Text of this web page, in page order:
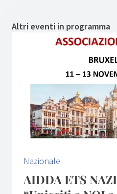
Altri eventi in programma
Nazionale
AIDDA ETS